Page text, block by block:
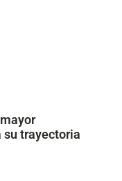
su trayectoria